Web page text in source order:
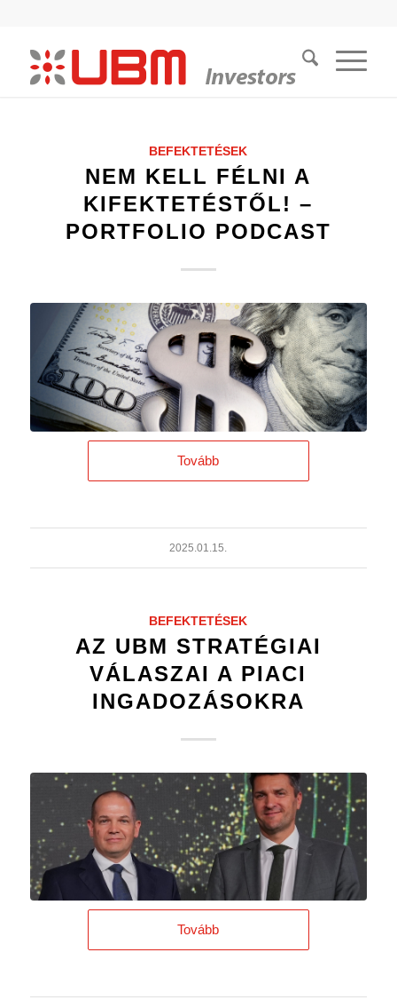
BEFEKTETÉSEK
NEM KELL FÉLNI A
KIFEKTETÉSTŐL! –
PORTFOLIO PODCAST
Tovább
2025.01.15.
BEFEKTETÉSEK
AZ UBM STRATÉGIAI
VÁLASZAI A PIACI
INGADOZÁSOKRA
Tovább